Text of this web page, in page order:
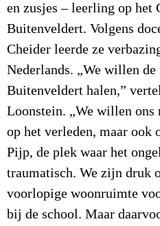
en zusjes – leerling op het
Buitenveldert. Volgens
Cheider leerde ze
Nederlands. „We willen
Buitenveldert halen,”
Loonstein. „We willen
op het verleden, maar ook
Pijp, de plek waar het
traumatisch. We zijn druk
voorlopige woonruimte
bij de school. Maar